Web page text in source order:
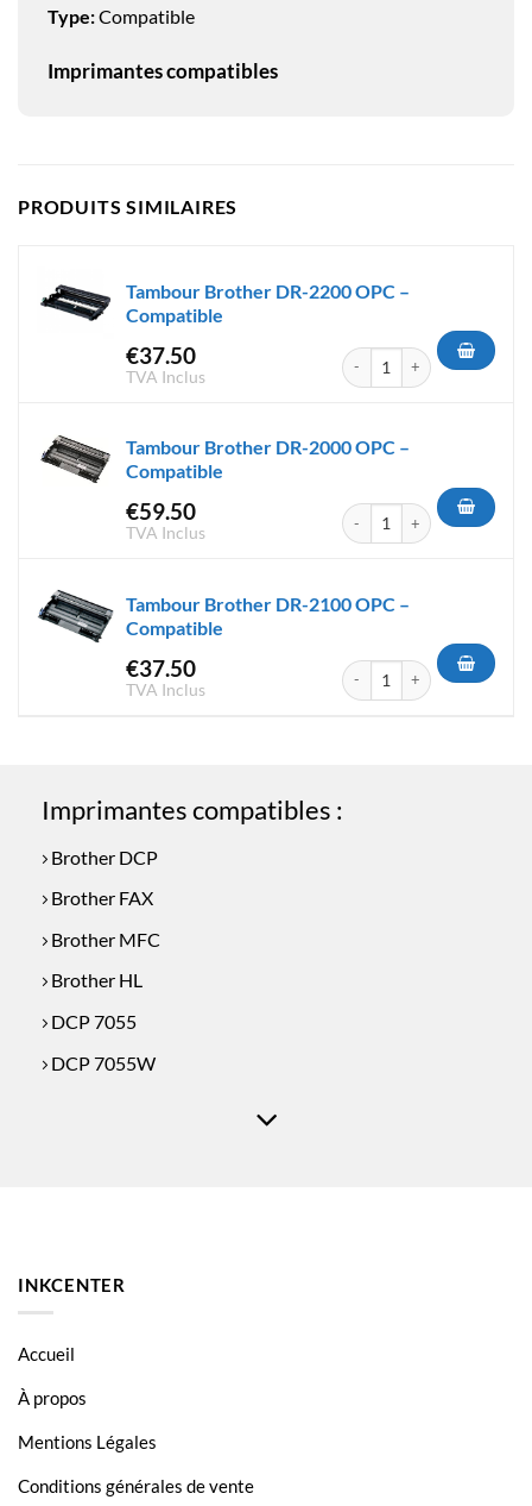
Type:Compatible
Imprimantes compatibles
PRODUITS SIMILAIRES
Tambour Brother DR-2200 OPC –
Compatible
€37.50
TVA Inclus
quantité de Tambour Brother
Tambour Brother DR-2000 OPC –
Compatible
€59.50
TVA Inclus
quantité de Tambour Brother
Tambour Brother DR-2100 OPC –
Compatible
€37.50
TVA Inclus
quantité de Tambour Brother
Imprimantes compatibles :
Brother DCP
Brother FAX
Brother MFC
Brother HL
DCP 7055
DCP 7055W
FAX 2940
HL 2135
HL 2135W
HL 2240
INKCENTER
Accueil
À propos
Mentions Légales
Conditions générales de vente